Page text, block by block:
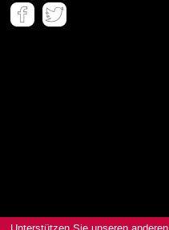
Meta
-